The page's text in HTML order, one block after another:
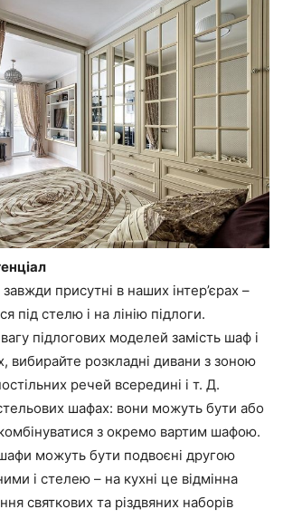
присутні в наших інтер’єрах –
під стелю і на лінію підлоги.
підлогових моделей замість шаф і
вибирайте розкладні дивани з зоною
речей всередині і т. Д.
шафах: вони можуть бути або
з окремо вартим шафою.
шафи можуть бути подвоєні другою
і стелею – на кухні це відмінна
святкових та різдвяних наборів